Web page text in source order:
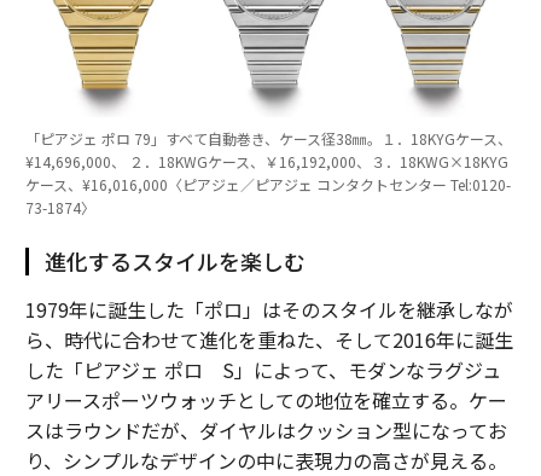
「ピアジェ ポロ 79」すべて自動巻き、ケース径38㎜。１．18KYGケース、
¥14,696,000、 ２．18KWGケース、￥16,192,000、３．18KWG×18KYG
ケース、¥16,016,000〈ピアジェ／ピアジェ コンタクトセンター Tel:0120-
73-1874〉
進化するスタイルを楽しむ
1979年に誕生した「ポロ」はそのスタイルを継承しなが
ら、時代に合わせて進化を重ねた、そして2016年に誕生
した「ピアジェ ポロ S」によって、モダンなラグジュ
アリースポーツウォッチとしての地位を確立する。ケー
スはラウンドだが、ダイヤルはクッション型になってお
り、シンプルなデザインの中に表現力の高さが見える。